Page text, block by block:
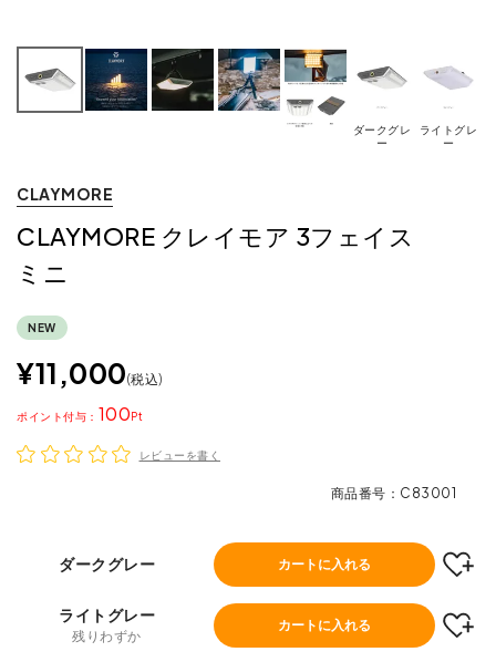
ダークグレ
ー
ライトグレ
ー
CLAYMORE
CLAYMORE クレイモア 3フェイス
ミニ
NEW
¥11,000 税込
100
ポイント
レビューを書く
商品番号 C83001
ダークグレー カートに入れる
ライトグレー
残りわずか
カートに入れる